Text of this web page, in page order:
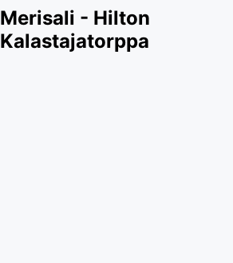
Merisali - Hilton
Kalastajatorppa